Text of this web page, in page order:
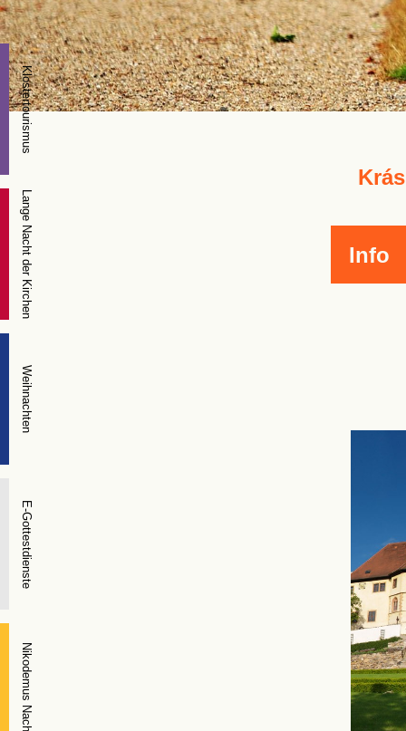
Info
Klostertourismus
Nikodemus Nacht
Lange Nacht der Kirchen
Weihnachten
E-Gottestdienste